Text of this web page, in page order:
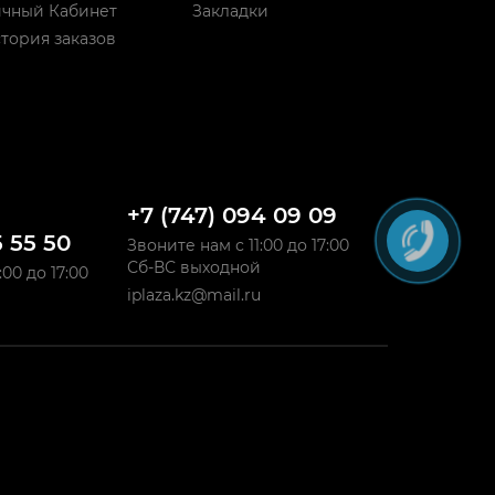
Кабинет
заказов
Закладки
55 50
до 17:00
+7 (747) 094 09 09
Звоните нам с 11:00 до 17:00
Сб-ВС выходной
iplaza.kz@mail.ru